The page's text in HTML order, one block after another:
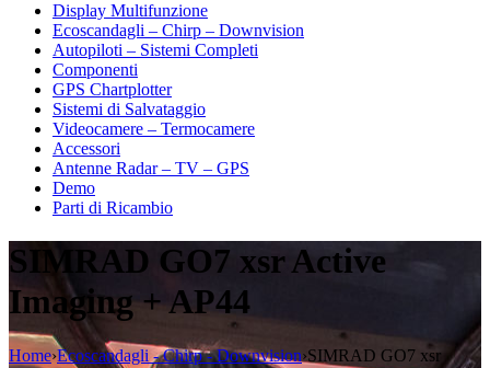
Display Multifunzione
Ecoscandagli – Chirp – Downvision
Autopiloti – Sistemi Completi
Componenti
GPS Chartplotter
Sistemi di Salvataggio
Videocamere – Termocamere
Accessori
Antenne Radar – TV – GPS
Demo
Parti di Ricambio
SIMRAD GO7 xsr Active
Imaging + AP44
Home›Ecoscandagli - Chirp - Downvision›SIMRAD GO7 xsr